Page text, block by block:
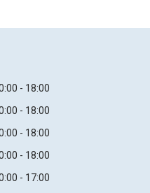
18:00
18:00
18:00
18:00
17:00